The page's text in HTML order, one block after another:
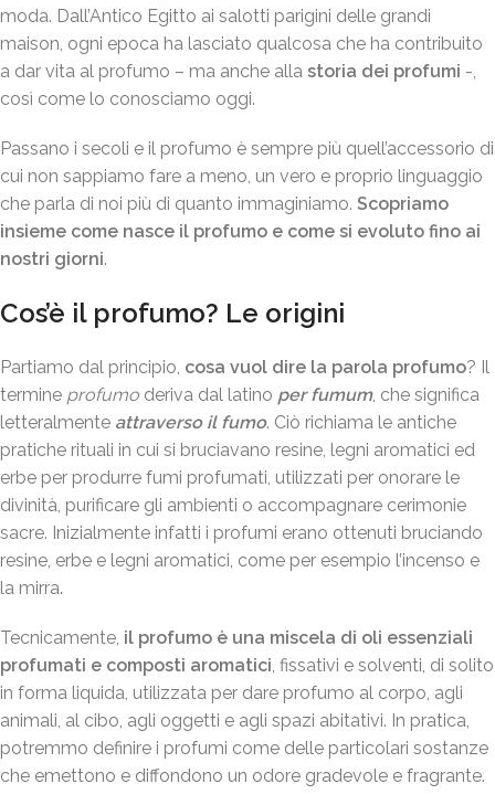
moda. Dall’Antico Egitto ai salotti parigini delle grandi
maison, ogni epoca ha lasciato qualcosa che ha contribuito
a dar vita al profumo – ma anche alla storia dei profumi -,
così come lo conosciamo oggi.
Passano i secoli e il profumo è sempre più quell’accessorio di
cui non sappiamo fare a meno, un vero e proprio linguaggio
che parla di noi più di quanto immaginiamo. Scopriamo
insieme come nasce il profumo e come si evoluto fino ai
nostri giorni.
Cos’è il profumo? Le origini
Partiamo dal principio, cosa vuol dire la parola profumo? Il
termine profumo deriva dal latino per fumum, che significa
letteralmente attraverso il fumo. Ciò richiama le antiche
pratiche rituali in cui si bruciavano resine, legni aromatici ed
erbe per produrre fumi profumati, utilizzati per onorare le
divinità, purificare gli ambienti o accompagnare cerimonie
sacre. Inizialmente infatti i profumi erano ottenuti bruciando
resine, erbe e legni aromatici, come per esempio l’incenso e
la mirra.
Tecnicamente, il profumo è una miscela di oli essenziali
profumati e composti aromatici , fissativi e solventi, di solito
in forma liquida, utilizzata per dare profumo al corpo, agli
animali, al cibo, agli oggetti e agli spazi abitativi. In pratica,
potremmo definire i profumi come delle particolari sostanze
che emettono e diffondono un odore gradevole e fragrante.